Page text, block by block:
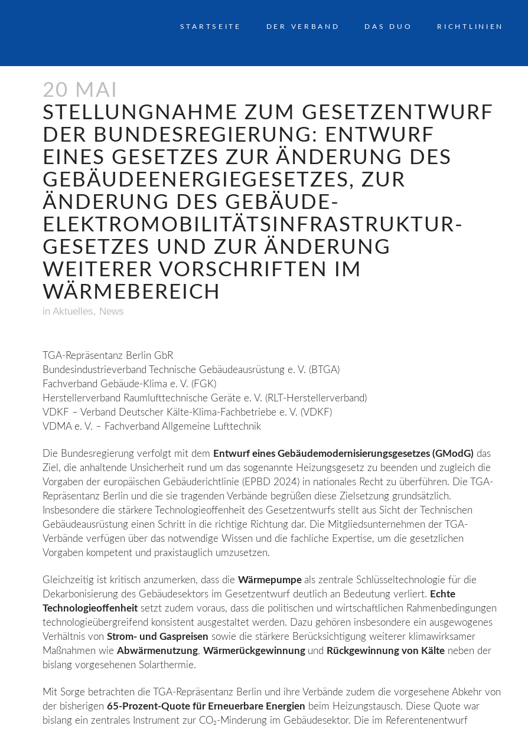
STARTSEITE DER VERBAND DAS DUO RICHTLINIEN
20 MAI
STELLUNGNAHME ZUM GESETZENTWURF
DER BUNDESREGIERUNG: ENTWURF
EINES GESETZES ZUR ÄNDERUNG DES
GEBÄUDEENERGIEGESETZES, ZUR
ÄNDERUNG DES GEBÄUDE-
ELEKTROMOBILITÄTSINFRASTRUKTUR-
GESETZES UND ZUR ÄNDERUNG
WEITERER VORSCHRIFTEN IM
WÄRMEBEREICH
in Aktuelles, News
TGA-Repräsentanz Berlin GbR
Bundesindustrieverband Technische Gebäudeausrüstung e. V. (BTGA)
Fachverband Gebäude-Klima e. V. (FGK)
Herstellerverband Raumlufttechnische Geräte e. V. (RLT-Herstellerverband)
VDKF – Verband Deutscher Kälte-Klima-Fachbetriebe e. V. (VDKF)
VDMA e. V. – Fachverband Allgemeine Lufttechnik
Die Bundesregierung verfolgt mit dem Entwurf eines Gebäudemodernisierungsgesetzes (GModG) das
Ziel, die anhaltende Unsicherheit rund um das sogenannte Heizungsgesetz zu beenden und zugleich die
Vorgaben der europäischen Gebäuderichtlinie (EPBD 2024) in na­tionales Recht zu überführen. Die TGA-
Repräsentanz Berlin und die sie tragenden Verbände begrüßen diese Zielsetzung grundsätzlich.
Insbesondere die stärkere Technologieoffenheit des Gesetzentwurfs stellt aus Sicht der Technischen
Gebäudeausrüstung einen Schritt in die richtige Richtung dar. Die Mitgliedsunternehmen der TGA-
Verbände verfügen über das not­wendige Wissen und die fachliche Expertise, um die gesetzlichen
Vorgaben kompetent und praxistauglich umzusetzen.
Gleichzeitig ist kritisch anzumerken, dass die Wärmepumpe als zentrale Schlüsseltechnolo­gie für die
Dekarbonisierung des Gebäudesektors im Gesetzentwurf deutlich an Bedeutung verliert. Echte
Technologieoffenheit setzt zudem voraus, dass die politischen und wirtschaft­lichen Rahmenbedingungen
technologieübergreifend konsistent ausgestaltet werden. Dazu gehören insbesondere ein ausgewogenes
Verhältnis von Strom- und Gaspreisen sowie die stärkere Berücksichtigung weiterer klimawirksamer
Maßnahmen wie Abwärmenutzung, Wär­merückgewinnung und Rückgewinnung von Kälte neben der
bislang vorgesehenen Solar­thermie.
Mit Sorge betrachten die TGA-Repräsentanz Berlin und ihre Verbände zudem die vorgese­hene Abkehr von
der bisherigen 65-Prozent-Quote für Erneuerbare Energien beim Hei­zungstausch. Diese Quote war
bislang ein zentrales Instrument zur CO₂-Minderung im Ge­bäudesektor. Die im Referentenentwurf